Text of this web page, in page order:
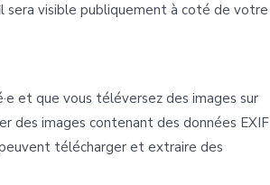
visible publiquement à coté de votre
et que vous téléversez des images sur
des images contenant des données EXIF
télécharger et extraire des